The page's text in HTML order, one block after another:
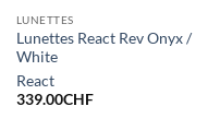
LUNETTES
Lunettes React Rev Onyx /
White
React
339.00CHF